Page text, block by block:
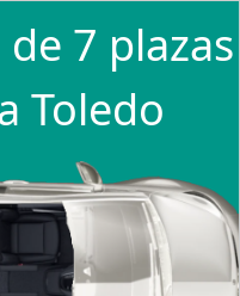
7 plazas
Toledo